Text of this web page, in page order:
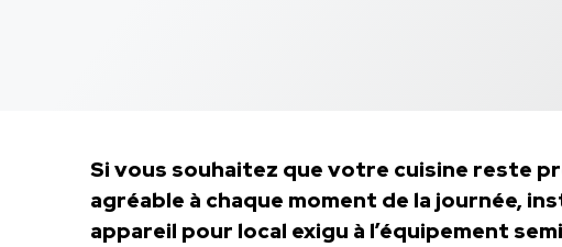
Si vous souhaitez que votre cuisine reste
agréable à chaque moment de la journée,
appareil pour local exigu à l’équipement